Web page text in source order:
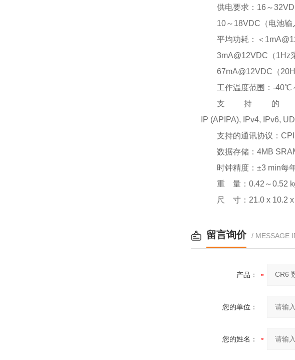
供电要求：16～
10～18VDC（电池
平均功耗：
＜
3mA@12VDC （1Hz
67mA@12VDC （
工作温度范围：-40℃
支持的网
IP (APIPA), IPv4, IPv6,
支持的通讯协议：
数据存储：4MB
时钟精度：±3 min每
重 量：0.42～0.52
尺 寸：21.0 x 10.2 x
留言询价 / MESSAGE
产品：
您的单位：
您的姓名：